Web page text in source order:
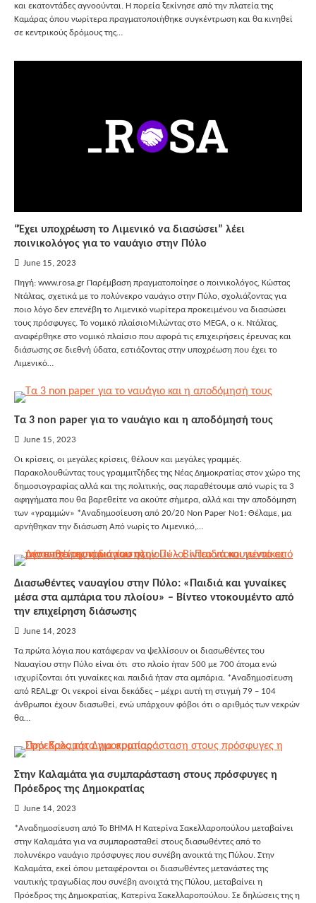
και εκατοντάδες αγνοούνται. Η πορεία ξεκίνησε από την πλατεία της
Καμάρας όπου νωρίτερα πραγματοποιήθηκε συγκέντρωση και θα κινηθεί
σε κεντρικούς δρόμους της…
“Έχει υποχρέωση το Λιμενικό να διασώσει” λέει
ποινικολόγος για το ναυάγιο στην Πύλο
June 15, 2023
Πηγή: www.rosa.gr Παρέμβαση πραγματοποίησε ο ποινικολόγος, Κώστας
Ντάλτας, σχετικά με το πολύνεκρο ναυάγιο στην Πύλο, σχολιάζοντας για
ποιο λόγο δεν επενέβη το Λιμενικό νωρίτερα προκειμένου να διασώσει
τους πρόσφυγες. Το νομικό πλαίσιοΜιλώντας στο MEGA, ο κ. Ντάλτας,
αναφέρθηκε στο νομικό πλαίσιο που αφορά τις επιχειρήσεις έρευνας και
διάσωσης σε διεθνή ύδατα, εστιάζοντας στην υποχρέωση που έχει το
Λιμενικό…
Τα 3 non paper για το ναυάγιο και η αποδόμησή τους
June 15, 2023
Οι κρίσεις, οι μεγάλες κρίσεις, θέλουν και μεγάλες γραμμές.
Παρακολουθώντας τους γραμμιτζήδες της Νέας Δημοκρατίας στον χώρο της
δημοσιογραφίας αλλά και της πολιτικής, σας παραθέτουμε από νωρίς τα 3
αφηγήματα που θα βαρεθείτε να ακούτε σήμερα, αλλά και την αποδόμηση
των «γραμμών» *Αναδημοσίευση από 20/20 Non Paper No1: Θέλαμε, μα
αρνήθηκαν την διάσωση Από νωρίς το Λιμενικό,…
Διασωθέντες ναυαγίου στην Πύλο: «Παιδιά και γυναίκες
μέσα στα αμπάρια του πλοίου» – Βίντεο ντοκουμέντο από
την επιχείρηση διάσωσης
June 14, 2023
Τα πρώτα λόγια που κατάφεραν να ψελλίσουν οι διασωθέντες του
Ναυαγίου στην Πύλο είναι ότι στο πλοίο ήταν 500 με 700 άτομα ενώ
ισχυρίζονται ότι γυναίκες και παιδιά ήταν στα αμπάρια. *Αναδημοσίευση
από REAL.gr Οι νεκροί είναι δεκάδες – μέχρι αυτή τη στιγμή 79 – 104
άνθρωποι έχουν διασωθεί, ενώ υπάρχουν φόβοι ότι ο αριθμός των νεκρών
θα…
Στην Καλαμάτα για συμπαράσταση στους πρόσφυγες η
Πρόεδρος της Δημοκρατίας
June 14, 2023
*Αναδημοσίευση από Το ΒΗΜΑ Η Κατερίνα Σακελλαροπούλου μεταβαίνει
στην Καλαμάτα για να συμπαρασταθεί στους διασωθέντες από το
πολυνέκρο ναυάγιο πρόσφυγες που συνέβη ανοικτά της Πύλου. Στην
Καλαμάτα, εκεί όπου μεταφέρονται οι διασωθέντες μετανάστες της
ναυτικής τραγωδίας που συνέβη ανοιχτά της Πύλου, μεταβαίνει η
Πρόεδρος της Δημοκρατίας, Κατερίνα Σακελλαροπούλου. Σε δηλώσεις της η